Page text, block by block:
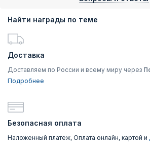
Найти награды по теме
Доставка
Доставляем по России и всему миру через
Подробнее
Безопасная оплата
Наложенный платеж, Оплата онлайн, картой и